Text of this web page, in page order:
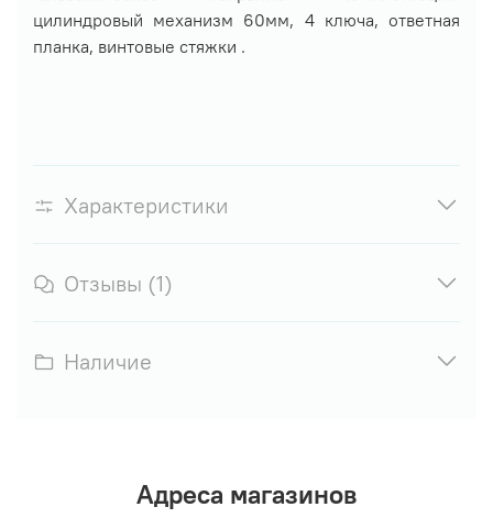
цилиндровый механизм 60мм, 4 ключа, ответная
планка, винтовые стяжки .
Характеристики
Отзывы (1)
Наличие
Адреса магазинов